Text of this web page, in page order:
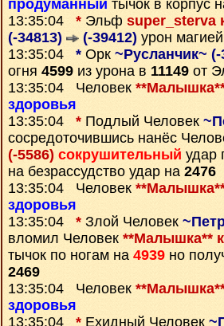
продуманный тычок в корпус
13:35:04 * Эльф super_sterva
(-34813)
(-39412) урон
13:35:04 * Орк ~Русланчик~ (-
огня 4599 из урона в 11149 от
13:35:04 Человек **Малышка**
здоровья
13:35:04 * Подлый Человек
сосредоточившись нанёс
(-5586) сокрушительный удар
на безрассудство удар на 2476
13:35:04 Человек **Малышка**
здоровья
13:35:04 * Злой Человек
вломил Человек **Малышка**
тычок по ногам на 4939 но
2469
13:35:04 Человек **Малышка**
здоровья
13:35:04 * Ехидный Человек